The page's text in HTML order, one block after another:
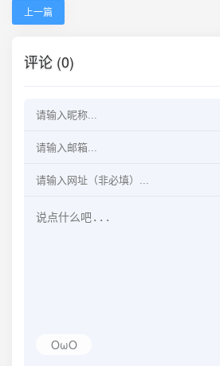
上一篇
评论 (0)
OωO